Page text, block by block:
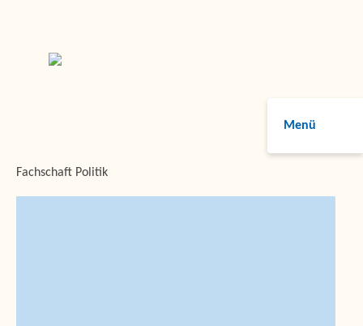
Menü
Fachschaft Politik